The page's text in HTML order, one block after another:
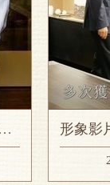
形象影片-讓世界看見嶢陽茶行伴手禮好評價